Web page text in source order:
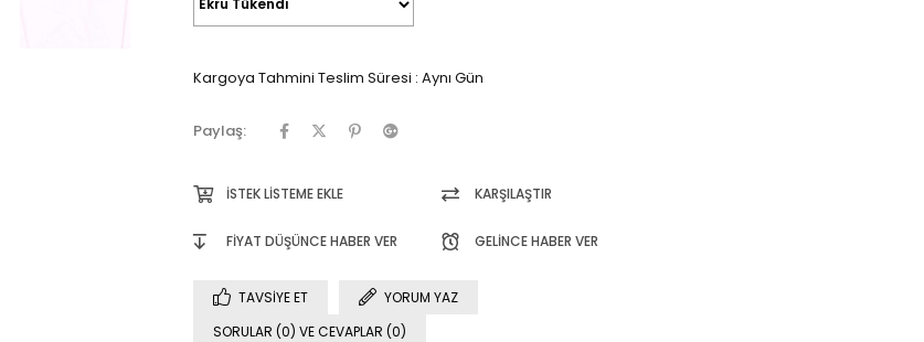
Kargoya Tahmini Teslim Süresi : Aynı Gün
Paylaş:
İSTEK LISTEME EKLE KARŞILAŞTIR
FIYAT DÜŞÜNCE HABER VER GELINCE HABER VER
TAVSIYE ET
YORUM YAZ
SORULAR (0) VE CEVAPLAR (0)